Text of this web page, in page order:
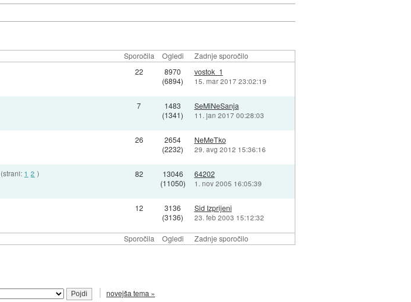
Sporočila Ogledi Zadnje sporočilo
Sporočila Ogledi Zadnje sporočilo
22
8970
(6894)
vostok_1
15. mar 2017 23:02:19
7
1483
(1341)
SeMiNeSanja
11. jan 2017 00:28:03
26
2654
(2232)
NeMeTko
29. avg 2012 15:36:16
(strani: 1 2 )
82
13046
(11050)
64202
1. nov 2005 16:05:39
12
3136
(3136)
Sid Izprijeni
23. feb 2003 15:12:32
novejša tema »